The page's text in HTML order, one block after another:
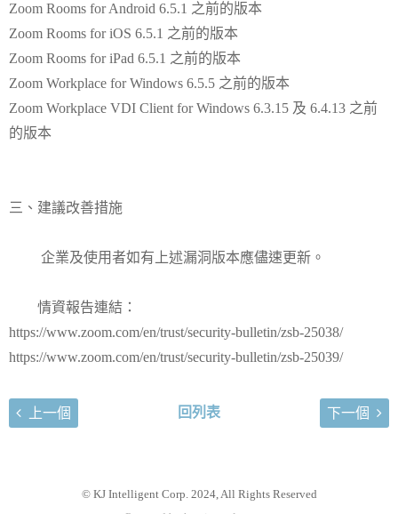
Zoom Rooms for Android 6.5.1 之前的版本
Zoom Rooms for iOS 6.5.1 之前的版本
Zoom Rooms for iPad 6.5.1 之前的版本
Zoom Workplace for Windows 6.5.5 之前的版本
Zoom Workplace VDI Client for Windows 6.3.15 及 6.4.13 之前
的版本
三、建議改善措施
企業及使用者如有上述漏洞版本應儘速更新。
情資報告連結：
https://www.zoom.com/en/trust/security-bulletin/zsb-25038/
https://www.zoom.com/en/trust/security-bulletin/zsb-25039/
上一個 回列表 下一個
© KJ Intelligent Corp. 2024, All Rights Reserved